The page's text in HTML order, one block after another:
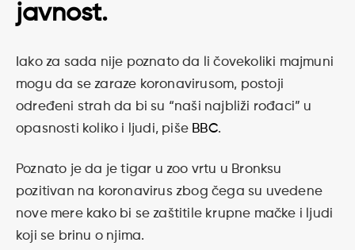
javnost.
Iako za sada nije poznato da li čovekoliki majmuni
mogu da se zaraze koronavirusom, postoji
određeni strah da bi su “naši najbliži rođaci” u
opasnosti koliko i ljudi, piše BBC.
Poznato je da je tigar u zoo vrtu u Bronksu
pozitivan na koronavirus zbog čega su uvedene
nove mere kako bi se zaštitile krupne mačke i ljudi
koji se brinu o njima.